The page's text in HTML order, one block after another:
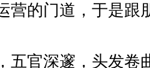
营的门道，于是跟
五官深邃，头发卷